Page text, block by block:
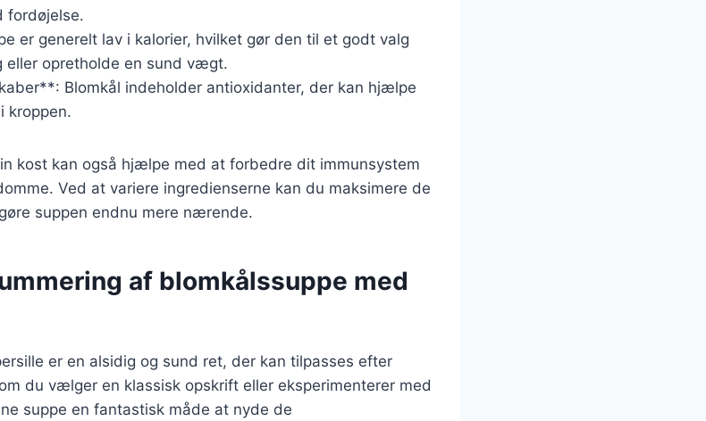
fordøjelse.
er generelt lav i kalorier, hvilket gør den til et godt valg
eller opretholde en sund vægt.
Blomkål indeholder antioxidanter, der kan hjælpe
kroppen.
kost kan også hjælpe med at forbedre dit immunsystem
Ved at variere ingredienserne kan du maksimere de
suppen endnu mere nærende.
af blomkålssuppe med
er en alsidig og sund ret, der kan tilpasses efter
du vælger en klassisk opskrift eller eksperimenterer med
suppe en fantastisk måde at nyde de